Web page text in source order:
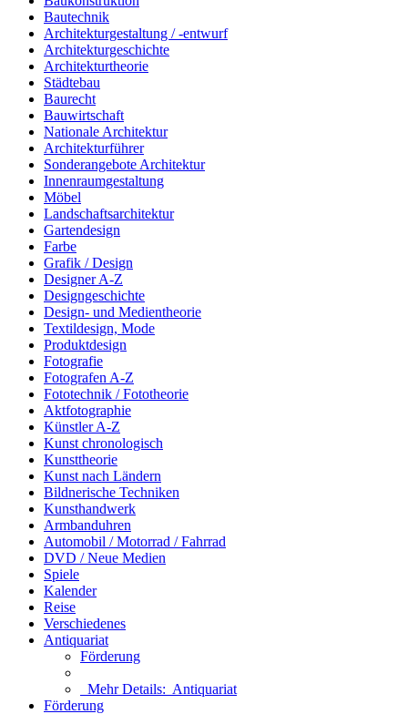
Bautechnik
Architekturgestaltung / -entwurf
Architekturgeschichte
Architekturtheorie
Städtebau
Baurecht
Bauwirtschaft
Nationale Architektur
Architekturführer
Sonderangebote Architektur
Innenraumgestaltung
Möbel
Landschaftsarchitektur
Gartendesign
Farbe
Grafik / Design
Designer A-Z
Designgeschichte
Design- und Medientheorie
Textildesign, Mode
Produktdesign
Fotografie
Fotografen A-Z
Fototechnik / Fototheorie
Aktfotographie
Künstler A-Z
Kunst chronologisch
Kunsttheorie
Kunst nach Ländern
Bildnerische Techniken
Kunsthandwerk
Armbanduhren
Automobil / Motorrad / Fahrrad
DVD / Neue Medien
Spiele
Kalender
Reise
Verschiedenes
Antiquariat
Förderung
Mehr Details: Antiquariat
Förderung